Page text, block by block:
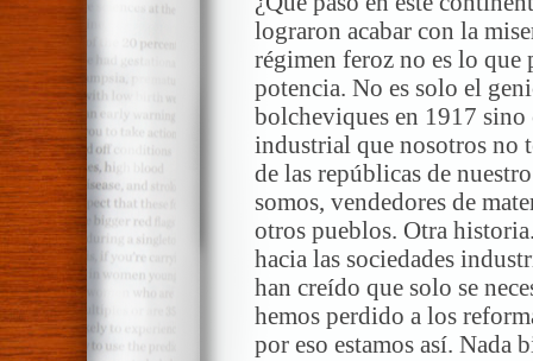
lograron acabar con la
régimen feroz no es lo que
potencia. No es solo el
bolcheviques en 1917
industrial que nosotros no
de las repúblicas de
somos, vendedores de
otros pueblos. Otra
hacia las sociedades
han creído que solo se
hemos perdido a los
por eso estamos así. Nada